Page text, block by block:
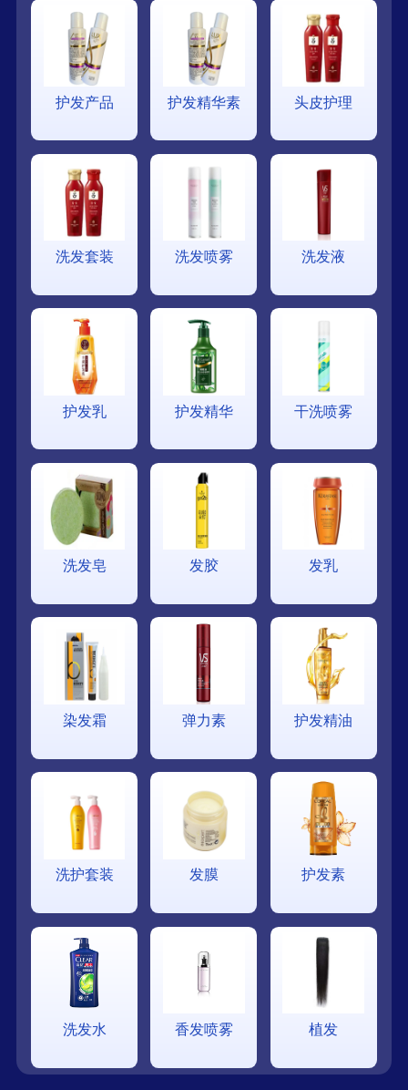
护发产品 护发精华素 头皮护理
洗发套装 洗发喷雾 洗发液
护发乳 护发精华 干洗喷雾
洗发皂 发胶 发乳
染发霜 弹力素 护发精油
洗护套装 发膜 护发素
洗发水 香发喷雾 植发